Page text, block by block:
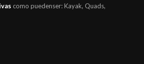
como puedenser: Kayak, Quads,